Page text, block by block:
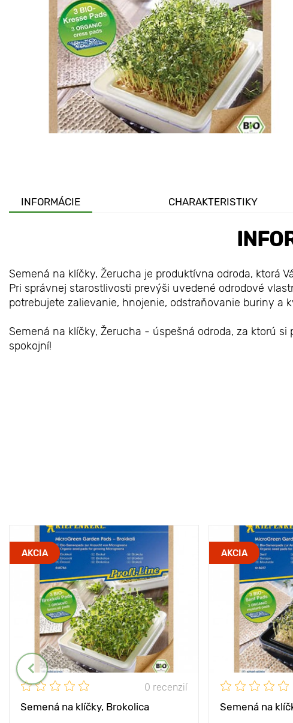
INFORMÁCIE CHARAKTERISTIKY
Semená na klíčky, Žerucha je produktívna odroda, ktorá
Pri správnej starostlivosti prevýši uvedené odrodové
potrebujete zalievanie, hnojenie, odstraňovanie buriny a
Semená na klíčky, Žerucha - úspešná odroda, za ktorú
spokojní!
AKCIA
0 recenzií
Semená na klíčky, Brokolica
AKCIA
Semená na